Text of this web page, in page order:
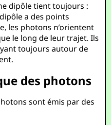
dipôle tient toujours :
a des points
les photons n’orientent
le long de leur trajet. Ils
toujours autour de
des photons
sont émis par des